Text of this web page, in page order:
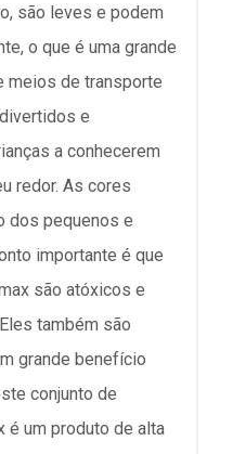
são leves e podem
o que é uma grande
meios de transporte
e
a conhecerem
redor. As cores
dos pequenos e
importante é que
são atóxicos e
também são
grande benefício
conjunto de
é um produto de alta